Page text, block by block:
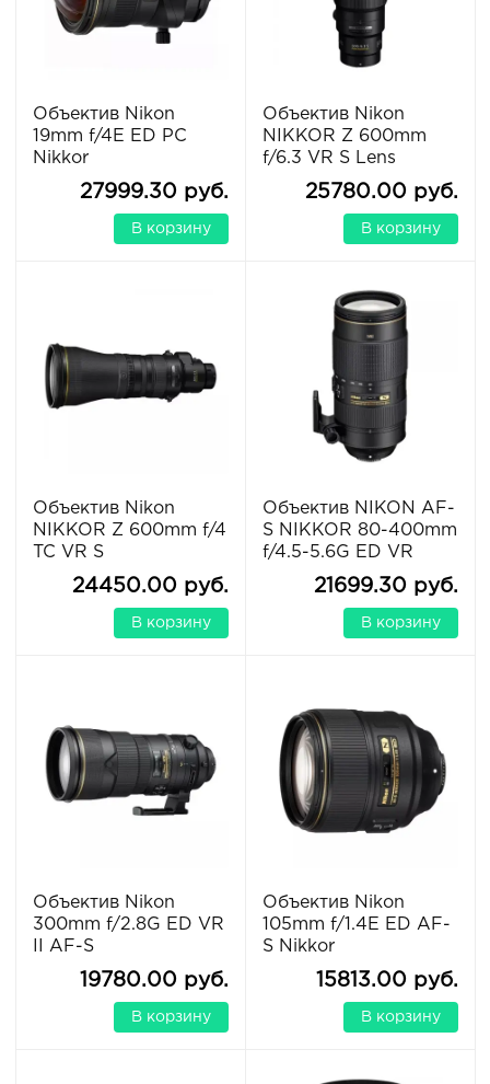
Объектив Nikon
19mm f/4E ED PC
Nikkor
27999.30 руб.
В корзину
Объектив Nikon
NIKKOR Z 600mm
f/6.3 VR S Lens
25780.00 руб.
В корзину
Объектив Nikon
NIKKOR Z 600mm f/4
TC VR S
24450.00 руб.
В корзину
Объектив NIKON AF-
S NIKKOR 80-400mm
f/4.5-5.6G ED VR
21699.30 руб.
В корзину
Объектив Nikon
300mm f/2.8G ED VR
II AF-S
19780.00 руб.
В корзину
Объектив Nikon
105mm f/1.4E ED AF-
S Nikkor
15813.00 руб.
В корзину